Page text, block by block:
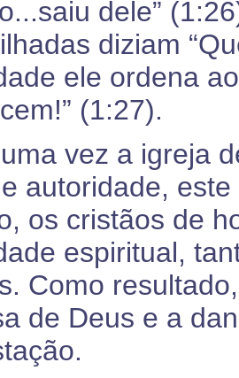
dele”
diziam
ele ordena
(1:27).
vez a igreja
autoridade,
os cristãos de
espiritual,
Como
de Deus e a